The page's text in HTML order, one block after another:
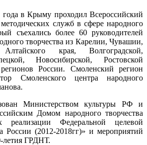
в Крыму проходил Всероссийский
методических служб в сфере народного
съехались более 60 руководителей
творчества из Карелии, Чувашии,
края, Волгоградской,
Новосибирской, Ростовской
России. Смоленский регион
Смоленского центра народного
Министерством культуры РФ и
Домом народного творчества
Федеральной целевой
России (2012-2018гг)» и мероприятий
летия ГРДНТ.